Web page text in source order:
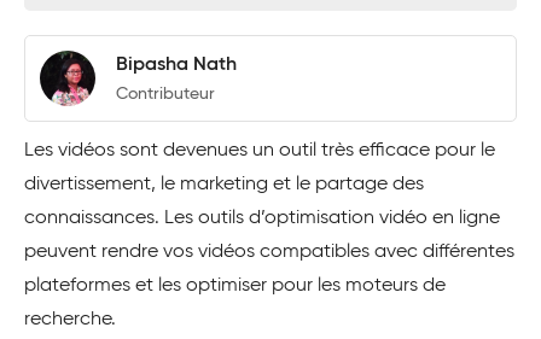
Bipasha Nath
Contributeur
Les vidéos sont devenues un outil très efficace pour le
divertissement, le marketing et le partage des
connaissances. Les outils d’optimisation vidéo en ligne
peuvent rendre vos vidéos compatibles avec différentes
plateformes et les optimiser pour les moteurs de
recherche.